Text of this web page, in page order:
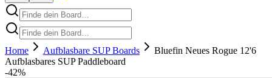
Home Aufblasbare SUP Boards
Bluefin Neues Rogue 12'6
Aufblasbares SUP Paddleboard
-42%